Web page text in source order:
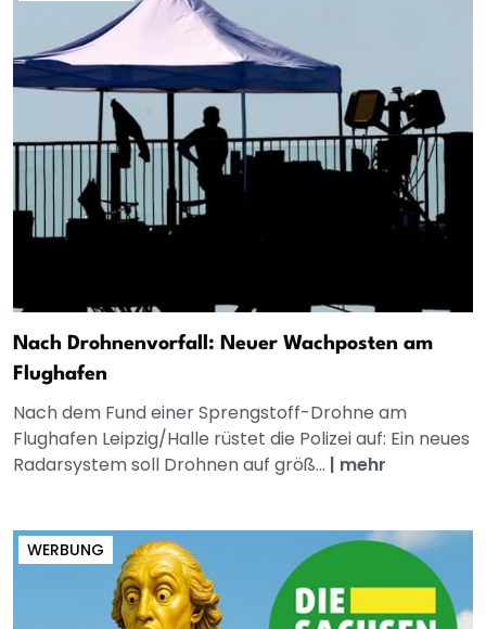
Nach Drohnenvorfall: Neuer Wachposten am
Flughafen
Nach dem Fund einer Sprengstoff-Drohne am
Flughafen Leipzig/Halle rüstet die Polizei auf: Ein neues
Radarsystem soll Drohnen auf größ... | mehr
WERBUNG